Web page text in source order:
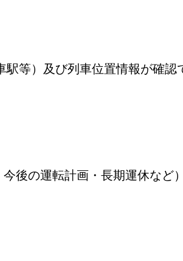
駅等）及び列車位置情報が確認
後の運転計画・長期運休など）